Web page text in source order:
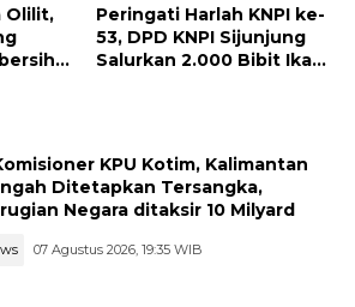
Olilit,
Peringati Harlah KNPI ke-
53, DPD KNPI Sijunjung
Salurkan 2.000 Bibit Ikan
KPU Kotim, Kalimantan
Ditetapkan Tersangka,
Negara ditaksir 10 Milyard
07 Agustus 2026, 19:35 WIB